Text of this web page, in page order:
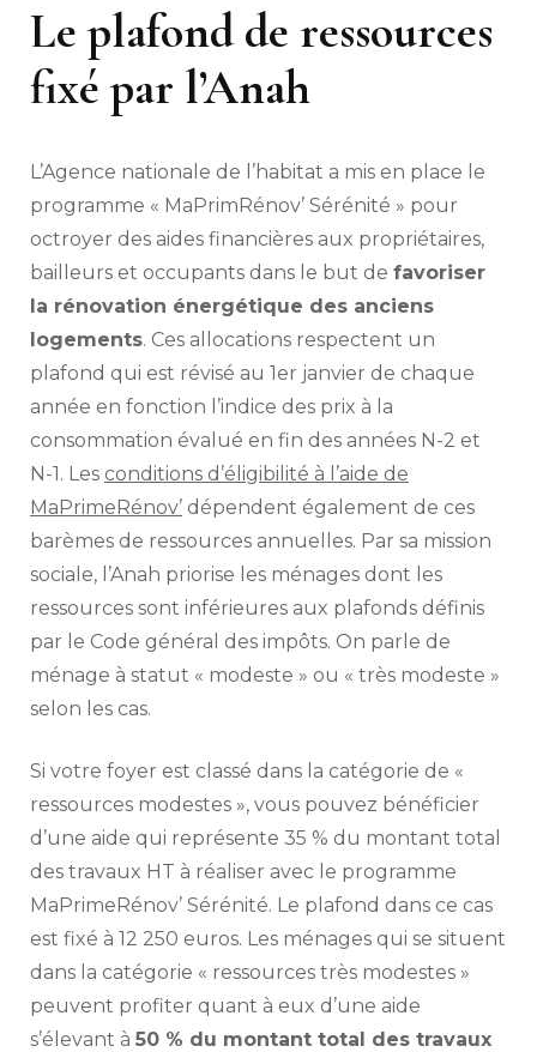
Le plafond de ressources
fixé par l’Anah
L’Agence nationale de l’habitat a mis en place le
programme « MaPrimRénov’ Sérénité » pour
octroyer des aides financières aux propriétaires,
bailleurs et occupants dans le but de favoriser
la rénovation énergétique des anciens
logements. Ces allocations respectent un
plafond qui est révisé au 1er janvier de chaque
année en fonction l’indice des prix à la
consommation évalué en fin des années N-2 et
N-1. Les conditions d’éligibilité à l’aide de
MaPrimeRénov’ dépendent également de ces
barèmes de ressources annuelles. Par sa mission
sociale, l’Anah priorise les ménages dont les
ressources sont inférieures aux plafonds définis
par le Code général des impôts. On parle de
ménage à statut « modeste » ou « très modeste »
selon les cas.
Si votre foyer est classé dans la catégorie de «
ressources modestes », vous pouvez bénéficier
d’une aide qui représente 35 % du montant total
des travaux HT à réaliser avec le programme
MaPrimeRénov’ Sérénité. Le plafond dans ce cas
est fixé à 12 250 euros. Les ménages qui se situent
dans la catégorie « ressources très modestes »
peuvent profiter quant à eux d’une aide
s’élevant à 50 % du montant total des travaux